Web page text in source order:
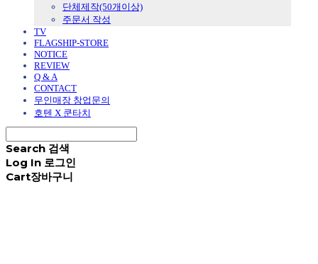
단체제작(50개이상)
주문서 작성
TV
FLAGSHIP-STORE
NOTICE
REVIEW
Q & A
CONTACT
무인매장 창업문의
호텐 X 쿤타치
Search 검색
Log In 로그인
Cart장바구니